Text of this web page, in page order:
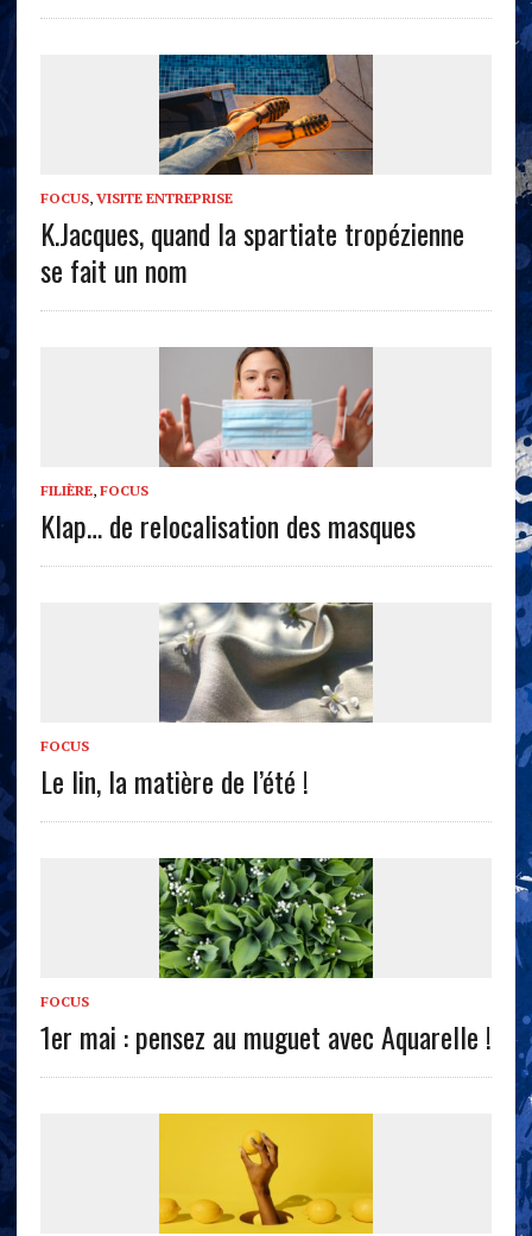
FOCUS, VISITE ENTREPRISE
K.Jacques, quand la spartiate tropézienne
se fait un nom
FILIÈRE, FOCUS
Klap… de relocalisation des masques
FOCUS
Le lin, la matière de l’été !
FOCUS
1er mai : pensez au muguet avec Aquarelle !